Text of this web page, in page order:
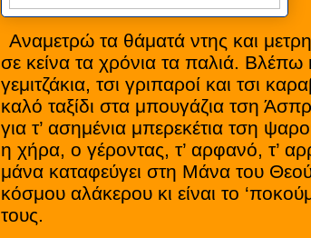
Αναμετρώ τα θάματά ντης και
σε κείνα τα χρόνια τα παλιά. Βλέπω
γεμιτζάκια, τσι γριπαροί και τσι
καλό ταξίδι στα μπουγάζια τση
για τ’ ασημένια μπερεκέτια τση
η χήρα, ο γέροντας, τ’ αρφανό, τ’
μάνα καταφεύγει στη Μάνα του
κόσμου αλάκερου κι είναι το
τους.